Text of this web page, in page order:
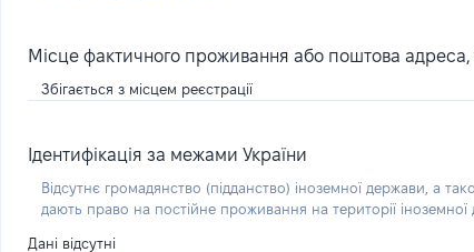
Місце фактичного проживання або поштова адреса,
Збігається з місцем реєстрації
Ідентифікація за межами України
Відсутнє громадянство (підданство) іноземної держави, а
дають право на постійне проживання на території іноземної
Дані відсутні